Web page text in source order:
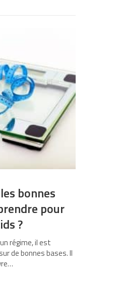
bonnes
pour
?
régime, il est
de bonnes bases. Il